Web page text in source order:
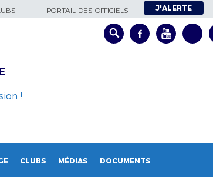
PORTAIL DES OFFICIELS J'ALERTE
!
CLUBS MÉDIAS DOCUMENTS